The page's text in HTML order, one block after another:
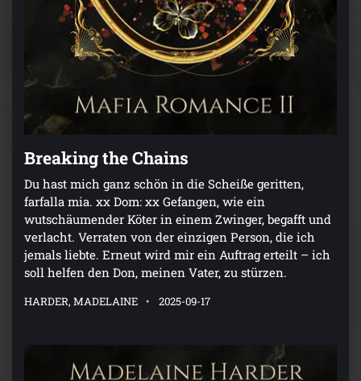
Breaking the Chains
Du hast mich ganz schön in die Scheiße geritten,
farfalla mia. xx Dom: xx Gefangen, wie ein
wutschäumender Köter in einem Zwinger, begafft und
verlacht. Verraten von der einzigen Person, die ich
jemals liebte. Erneut wird mir ein Auftrag erteilt – ich
soll helfen den Don, meinen Vater, zu stürzen.
HARDER, MADELAINE 2025-09-17